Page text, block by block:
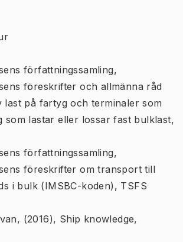
författningssamling,
föreskrifter och allmänna råd
last på fartyg och terminaler som
som lastar eller lossar fast bulklast,
författningssamling,
föreskrifter om transport till
i bulk (IMSBC-koden), TSFS
(2016), Ship knowledge,